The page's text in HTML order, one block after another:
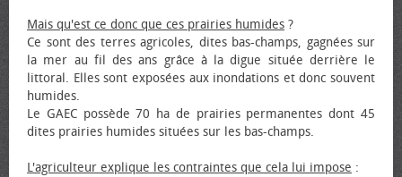
Mais qu'est ce donc que ces prairies humides ?
Ce sont des terres agricoles, dites bas-champs, gagnées sur
la mer au fil des ans grâce à la digue située derrière le
littoral. Elles sont exposées aux inondations et donc souvent
humides.
Le GAEC possède 70 ha de prairies permanentes dont 45
dites prairies humides situées sur les bas-champs.
L'agriculteur explique les contraintes que cela lui impose :